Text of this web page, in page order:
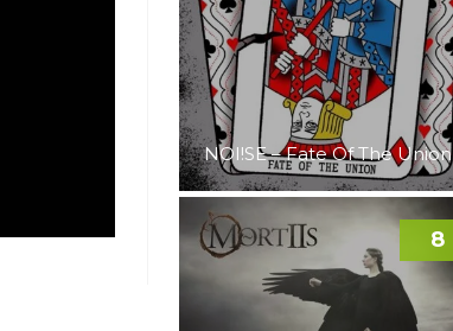
NOI!SE – Fate Of The Union
8